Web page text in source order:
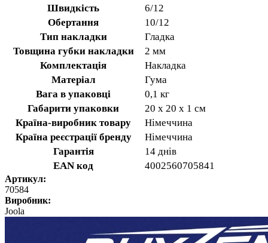
Швидкість
6/12
Обертання
10/12
Тип накладки
Гладка
Товщина губки накладки
2 мм
Комплектація
Накладка
Матеріал
Гума
Вага в упаковці
0,1 кг
Габарити упаковки
20 х 20 х 1 см
Країна-виробник товару
Німеччина
Країна реєстрації бренду
Німеччина
Гарантія
14 днів
EAN код
4002560705841
Артикул:
70584
Виробник:
Joola